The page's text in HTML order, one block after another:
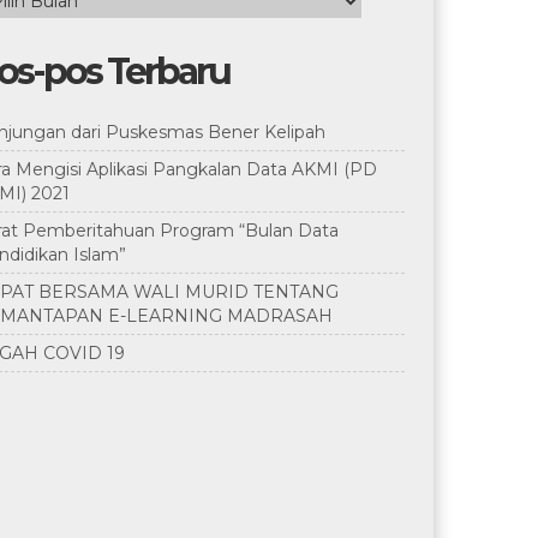
pos Terbaru
dari Puskesmas Bener Kelipah
Mengisi Aplikasi Pangkalan Data AKMI (PD
2021
Pemberitahuan Program “Bulan Data
Islam”
BERSAMA WALI MURID TENTANG
E-LEARNING MADRASAH
COVID 19